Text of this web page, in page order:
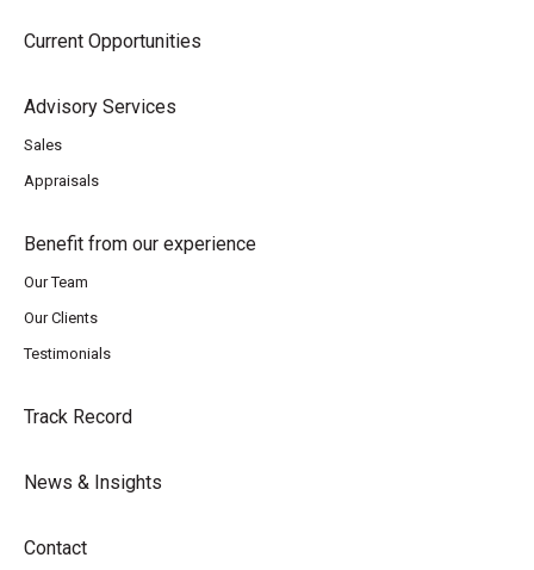
Current Opportunities
Advisory Services
Sales
Appraisals
Benefit from our experience
Our Team
Our Clients
Testimonials
Track Record
News & Insights
Contact